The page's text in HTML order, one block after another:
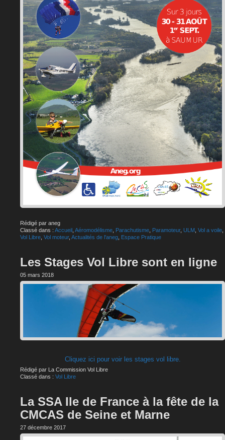
Rédigé par aneg
Classé dans : Accueil Aéromodélisme Parachutisme Paramoteur, ULM Vol a voile
Vol Libre Vol moteur, Actualités de l'aneg Espace Pratique
Les Stages Vol Libre sont en ligne
05 mars 2018
Cliquez ici pour voir les stages vol libre.
Rédigé par La Commission Vol Libre
Classé dans : Vol Libre
La SSA Ile de France à la fête de la
CMCAS de Seine et Marne
27 décembre 2017